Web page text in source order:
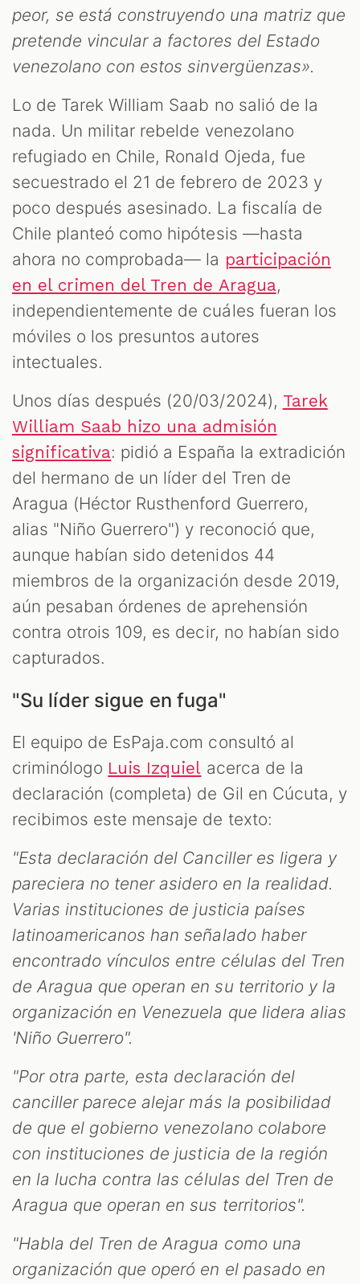
peor, se está construyendo una matriz que
pretende vincular a factores del Estado
venezolano con estos sinvergüenzas».
Lo de Tarek William Saab no salió de la
nada. Un militar rebelde venezolano
refugiado en Chile, Ronald Ojeda, fue
secuestrado el 21 de febrero de 2023 y
poco después asesinado. La fiscalía de
Chile planteó como hipótesis —hasta
ahora no comprobada— la participación
en el crimen del Tren de Aragua,
independientemente de cuáles fueran los
móviles o los presuntos autores
intectuales.
Unos días después (20/03/2024), Tarek
William Saab hizo una admisión
significativa: pidió a España la extradición
del hermano de un líder del Tren de
Aragua (Héctor Rusthenford Guerrero,
alias "Niño Guerrero") y reconoció que,
aunque habían sido detenidos 44
miembros de la organización desde 2019,
aún pesaban órdenes de aprehensión
contra otrois 109, es decir, no habían sido
capturados.
"Su líder sigue en fuga"
El equipo de EsPaja.com consultó al
criminólogo Luis Izquiel acerca de la
declaración (completa) de Gil en Cúcuta, y
recibimos este mensaje de texto:
"Esta declaración del Canciller es ligera y
pareciera no tener asidero en la realidad.
Varias instituciones de justicia países
latinoamericanos han señalado haber
encontrado vínculos entre células del Tren
de Aragua que operan en su territorio y la
organización en Venezuela que lidera alias
'Niño Guerrero".
"Por otra parte, esta declaración del
canciller parece alejar más la posibilidad
de que el gobierno venezolano colabore
con instituciones de justicia de la región
en la lucha contra las células del Tren de
Aragua que operan en sus territorios".
"Habla del Tren de Aragua como una
organización que operó en el pasado en